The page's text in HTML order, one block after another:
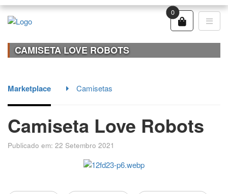
0
CAMISETA LOVE ROBOTS
Marketplace Camisetas
Camiseta Love Robots
Publicado em: 22 Setembro 2021